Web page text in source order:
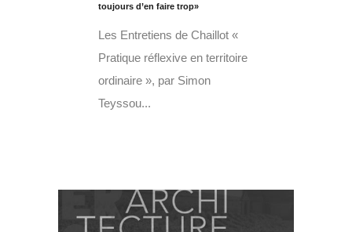
toujours d’en faire trop»
Les Entretiens de Chaillot «
Pratique réflexive en territoire
ordinaire », par Simon
Teyssou...